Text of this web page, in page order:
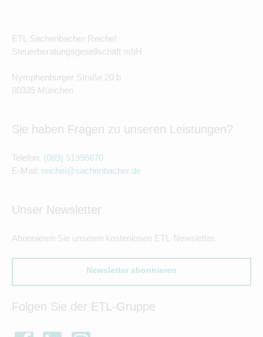
ETL Sachenbacher Reichel
Steuerberatungsgesellschaft mbH
Nymphenburger Straße 20 b
80335 München
Sie haben Fragen zu unseren Leistungen?
Telefon: (089) 51996670
E-Mail: reichel@sachenbacher.de
Unser Newsletter
Abonnieren Sie unseren kostenlosen ETL-Newsletter.
Newsletter abonnieren
Folgen Sie der ETL-Gruppe